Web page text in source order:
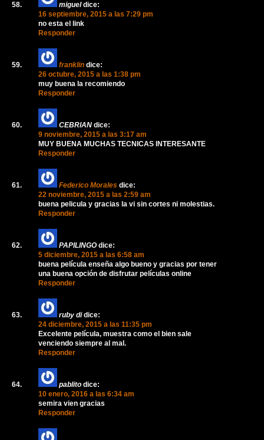
miguel dice:
16 septiembre, 2015 a las 7:29 pm
no esta el link
Responder
franklin dice:
26 octubre, 2015 a las 1:38 pm
muy buena la recomiendo
Responder
CEBRIAN dice:
9 noviembre, 2015 a las 3:17 am
MUY BUENA MUCHAS TECNICAS INTERESANTE
Responder
Federico Morales dice:
22 noviembre, 2015 a las 2:59 am
buena pelicula y gracias la vi sin cortes ni molestias.
Responder
PAPILINGO dice:
5 diciembre, 2015 a las 6:58 am
buena película enseña algo bueno y gracias por tener
una buena opción de disfrutar películas online
Responder
ruby di dice:
24 diciembre, 2015 a las 11:35 pm
Excelente película, muestra como el bien sale
venciendo siempre al mal.
Responder
pablito dice:
10 enero, 2016 a las 6:34 am
semira vien gracias
Responder